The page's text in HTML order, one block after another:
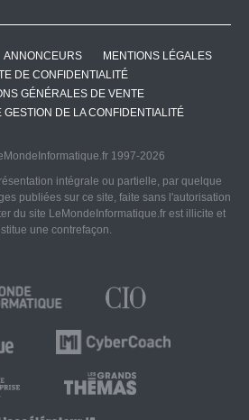
ANNONCEURS
MENTIONS LÉGALES
DE CONFIDENTIALITÉ
GÉNÉRALES DE VENTE
GESTION DE LA CONFIDENTIALITÉ
1997-2026
intégrale ou partielle, par quelque
publiées sur ce site, faite sans l'autorisation
du site LeMondeInformatique.fr est illicite et
une contrefaçon.